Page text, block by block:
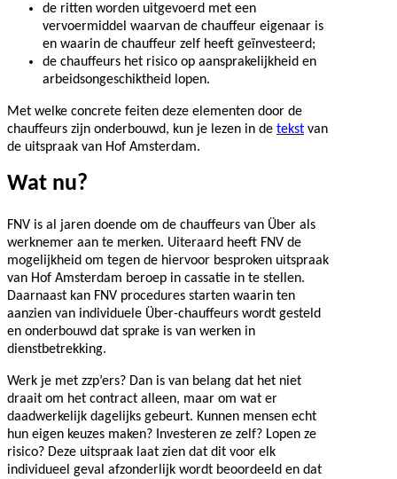
de ritten worden uitgevoerd met een
vervoermiddel waarvan de chauffeur eigenaar is
en waarin de chauffeur zelf heeft geïnvesteerd;
de chauffeurs het risico op aansprakelijkheid en
arbeidsongeschiktheid lopen.
Met welke concrete feiten deze elementen door de
chauffeurs zijn onderbouwd, kun je lezen in de tekst van
de uitspraak van Hof Amsterdam.
Wat nu?
FNV is al jaren doende om de chauffeurs van Über als
werknemer aan te merken. Uiteraard heeft FNV de
mogelijkheid om tegen de hiervoor besproken uitspraak
van Hof Amsterdam beroep in cassatie in te stellen.
Daarnaast kan FNV procedures starten waarin ten
aanzien van individuele Über-chauffeurs wordt gesteld
en onderbouwd dat sprake is van werken in
dienstbetrekking.
Werk je met zzp’ers? Dan is van belang dat het niet
draait om het contract alleen, maar om wat er
daadwerkelijk dagelijks gebeurt. Kunnen mensen echt
hun eigen keuzes maken? Investeren ze zelf? Lopen ze
risico? Deze uitspraak laat zien dat dit voor elk
individueel geval afzonderlijk wordt beoordeeld en dat